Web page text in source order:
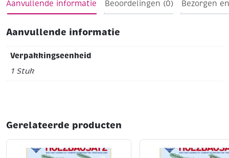
kinderpartijtjes, vader- en moederdagcadeau's, enz..
Aanvullende informatie Beoordelingen (0) Bezorgen
Aanvullende informatie
Verpakkingseenheid
1 Stuk
Gerelateerde producten